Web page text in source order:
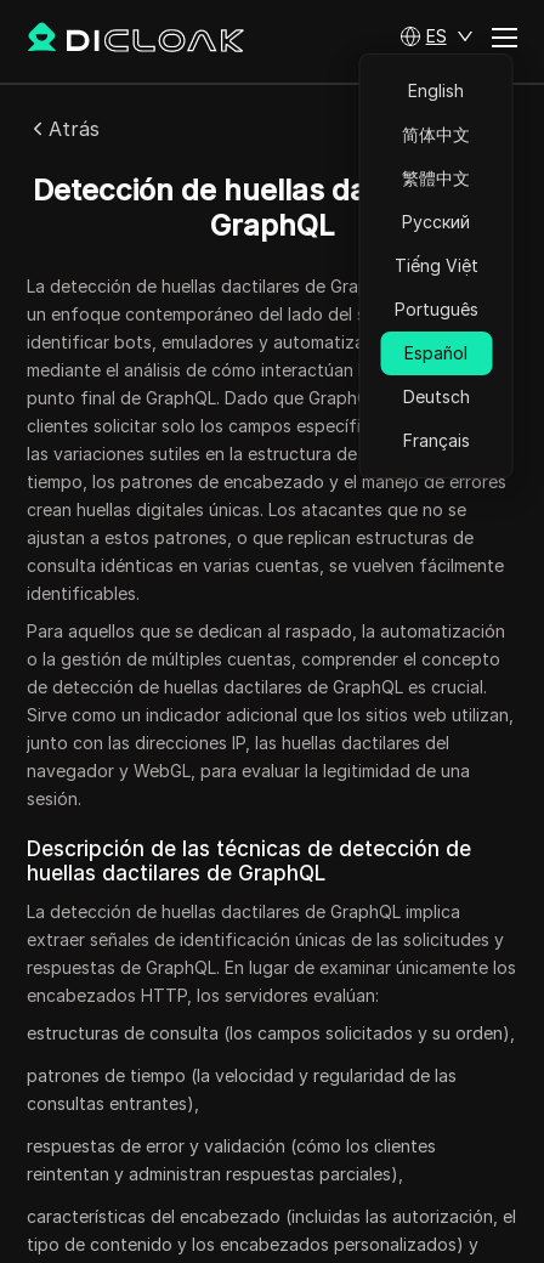
ES
English
简体中文
繁體中文
Русский
Tiếng Việt
Português
Español
Deutsch
Français
Atrás
Detección de huellas dactilares de
GraphQL
La detección de huellas dactilares de GraphQL representa
un enfoque contemporáneo del lado del servidor para
identificar bots, emuladores y automatización cuestionable
mediante el análisis de cómo interactúan los clientes con un
punto final de GraphQL. Dado que GraphQL permite a los
clientes solicitar solo los campos específicos que necesitan,
las variaciones sutiles en la estructura de consultas, el
tiempo, los patrones de encabezado y el manejo de errores
crean huellas digitales únicas. Los atacantes que no se
ajustan a estos patrones, o que replican estructuras de
consulta idénticas en varias cuentas, se vuelven fácilmente
identificables.
Para aquellos que se dedican al raspado, la automatización
o la gestión de múltiples cuentas, comprender el concepto
de detección de huellas dactilares de GraphQL es crucial.
Sirve como un indicador adicional que los sitios web utilizan,
junto con las direcciones IP, las huellas dactilares del
navegador y WebGL, para evaluar la legitimidad de una
sesión.
Descripción de las técnicas de detección de
huellas dactilares de GraphQL
La detección de huellas dactilares de GraphQL implica
extraer señales de identificación únicas de las solicitudes y
respuestas de GraphQL. En lugar de examinar únicamente los
encabezados HTTP, los servidores evalúan:
estructuras de consulta (los campos solicitados y su orden),
patrones de tiempo (la velocidad y regularidad de las
consultas entrantes),
respuestas de error y validación (cómo los clientes
reintentan y administran respuestas parciales),
características del encabezado (incluidas las autorización, el
tipo de contenido y los encabezados personalizados) y